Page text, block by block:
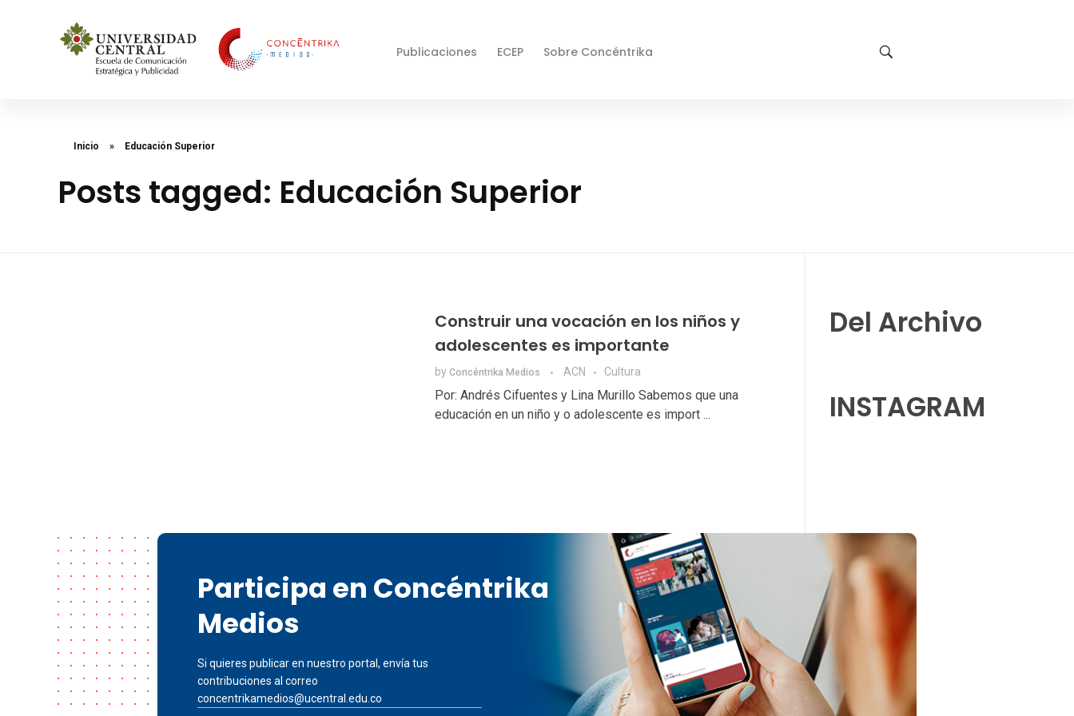
Publicaciones ECEP Sobre Concéntrika
Inicio » Educación Superior
Posts tagged: Educación Superior
Construir una vocación en los niños y
adolescentes es importante
by Concéntrika Medios ACN Cultura
Por: Andrés Cifuentes y Lina Murillo Sabemos que una
educación en un niño y o adolescente es import ...
Del Archivo
INSTAGRAM
Participa en Concéntrika
Medios
Si quieres publicar en nuestro portal, envía tus
contribuciones al correo
concentrikamedios@ucentral.edu.co